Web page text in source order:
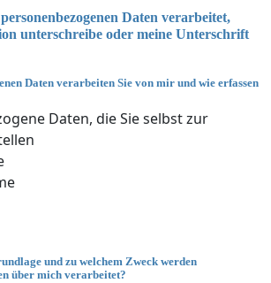
Daten verarbeitet,
unterschreibe oder meine Unterschrift
Daten verarbeiten Sie von mir und wie erfassen
Daten, die Sie selbst zur
und zu welchem Zweck werden
über mich verarbeitet?